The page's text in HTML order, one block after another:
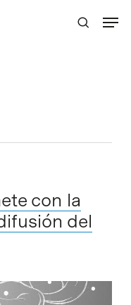
con la
del